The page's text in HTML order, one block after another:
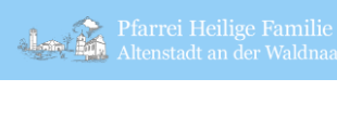
Inhalt